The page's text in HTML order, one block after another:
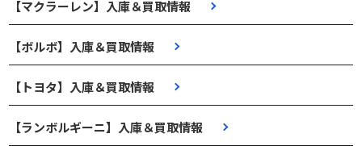
【マクラーレン】入庫＆買取情報
【ボルボ】入庫＆買取情報
【トヨタ】入庫＆買取情報
【ランボルギーニ】入庫＆買取情報